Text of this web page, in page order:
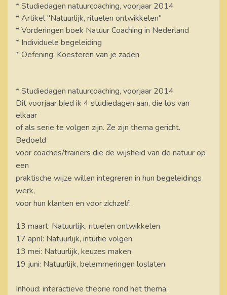
* Studiedagen natuurcoaching, voorjaar 2014
* Artikel "Natuurlijk, rituelen ontwikkelen"
* Vorderingen boek Natuur Coaching in Nederland
* Individuele begeleiding
* Oefening: Koesteren van je zaden
* Studiedagen natuurcoaching, voorjaar 2014
Dit voorjaar bied ik 4 studiedagen aan, die los van
elkaar
of als serie te volgen zijn. Ze zijn thema gericht.
Bedoeld
voor coaches/trainers die de wijsheid van de natuurop
een
praktische wijze willen integreren in hun begeleidings
werk,
voor hun klanten en voor zichzelf.
13 maart: Natuurlijk, rituelen ontwikkelen
17 april: Natuurlijk, intuitie volgen
13 mei: Natuurlijk, keuzes maken
19 juni: Natuurlijk, belemmeringen loslaten
Inhoud: interactieve theorie rond het thema;